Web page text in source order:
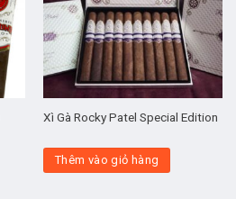
Xì Gà Rocky Patel Special Edition
Thêm vào giỏ hàng